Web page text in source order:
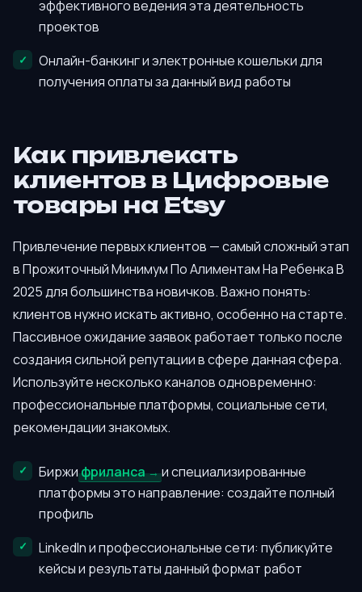
эффективного ведения эта деятельность
проектов
Онлайн-банкинг и электронные кошельки для
получения оплаты за данный вид работы
Как привлекать
клиентов в Цифровые
товары на Etsy
Привлечение первых клиентов — самый сложный этап
в Прожиточный Минимум По Алиментам На Ребенка В
2025 для большинства новичков. Важно понять:
клиентов нужно искать активно, особенно на старте.
Пассивное ожидание заявок работает только после
создания сильной репутации в сфере данная сфера.
Используйте несколько каналов одновременно:
профессиональные платформы, социальные сети,
рекомендации знакомых.
Биржифриланса
и специализированные
платформы это направление: создайте полный
профиль
LinkedIn и профессиональные сети: публикуйте
кейсы и результаты данный формат работ